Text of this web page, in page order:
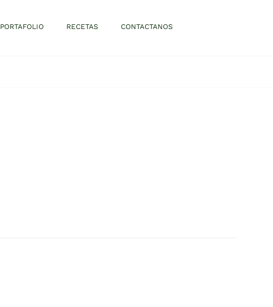
PORTAFOLIO RECETAS CONTACTANOS